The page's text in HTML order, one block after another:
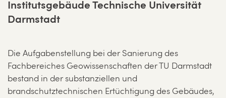
Institutsgebäude Technische Universität
Darmstadt
Die Aufgabenstellung bei der Sanierung des
Fachbereiches Geowissenschaften der TU Darmstadt
bestand in der substanziellen und
brandschutztechnischen Ertüchtigung des Gebäudes,